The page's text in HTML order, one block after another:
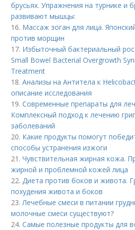
брусьях. Упражнения на турнике и
развивают мышцы:
16. Массаж зоган для лица.
против морщин
17. Избыточный бактериальный
Small Bowel Bacterial Overgrowth
Treatment
18.Анализы на Антитела к
описание исследования
19.Современные препараты для
Комплексный подход к лечению
заболеваний
20. Какие продукты помогут
способы устранения изжоги
21.Чувствительная жирная кожа.
жирной и проблемной кожей лица
22.Диета против боков и живота.
похудения живота и боков
23.Лечебные смеси в питании
молочные смеси существуют?
24.Самые полезные продукты для